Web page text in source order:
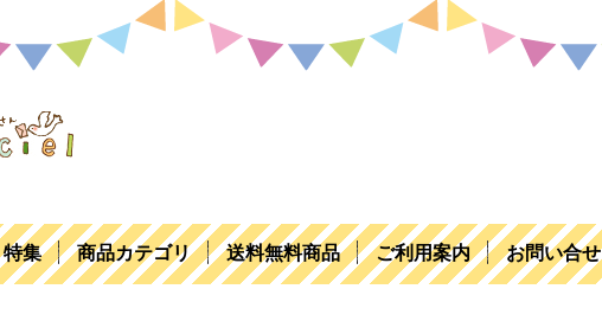
特集 商品カテゴリ 送料無料商品 ご利用案内 お問い合せ